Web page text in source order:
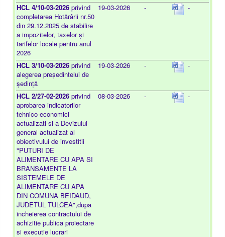
HCL 4/10-03-2026 privind
completarea Hotărârii nr.50
din 29.12.2025 de stabilire
a impozitelor, taxelor și
tarifelor locale pentru anul
2026
19-03-2026 - -
HCL 3/10-03-2026 privind
alegerea președintelui de
ședință
19-03-2026 - -
HCL 2/27-02-2026 privind
aprobarea indicatorilor
tehnico-economici
actualizati si a Devizului
general actualizat al
obiectivului de investitii
"PUTURI DE
ALIMENTARE CU APA SI
BRANSAMENTE LA
SISTEMELE DE
ALIMENTARE CU APA
DIN COMUNA BEIDAUD,
JUDETUL TULCEA",dupa
incheierea contractului de
achizitie publica proiectare
si executie lucrari
08-03-2026 - -